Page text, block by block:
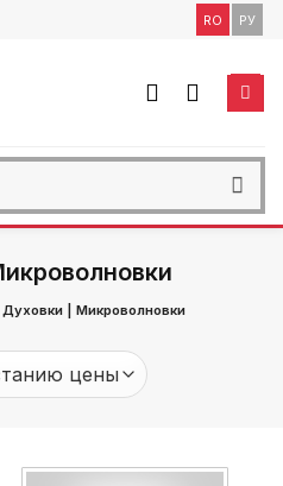
RO РУ
Духовки | Микроволновки